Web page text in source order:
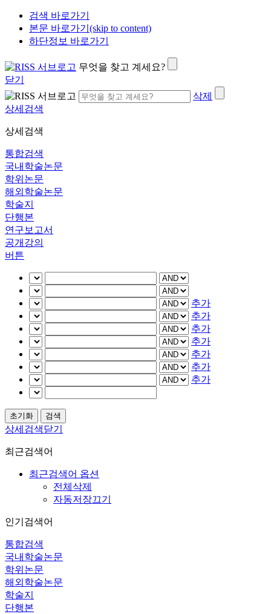
검색 바로가기
본문 바로가기(skip to content)
하단정보 바로가기
무엇을 찾고 계세요?
닫기
삭제
상세검색
상세검색
통합검색
국내학술논문
학위논문
해외학술논문
학술지
단행본
연구보고서
공개강의
버튼
추가
추가
추가
추가
추가
추가
추가
상세검색닫기
최근검색어
최근검색어 옵션
전체삭제
자동저장끄기
인기검색어
통합검색
국내학술논문
학위논문
해외학술논문
학술지
단행본